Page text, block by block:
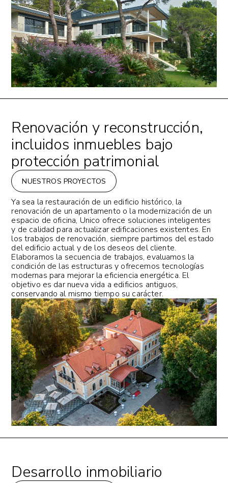
Renovación y reconstrucción,
incluidos inmuebles bajo
protección patrimonial
NUESTROS PROYECTOS
Ya sea la restauración de un edificio histórico, la
renovación de un apartamento o la modernización de un
espacio de oficina, Unico ofrece soluciones inteligentes
y de calidad para actualizar edificaciones existentes. En
los trabajos de renovación, siempre partimos del estado
del edificio actual y de los deseos del cliente.
Elaboramos la secuencia de trabajos, evaluamos la
condición de las estructuras y ofrecemos tecnologías
modernas para mejorar la eficiencia energética. El
objetivo es dar nueva vida a edificios antiguos,
conservando al mismo tiempo su carácter.
Desarrollo inmobiliario